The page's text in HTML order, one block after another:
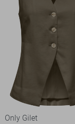
Only Gilet